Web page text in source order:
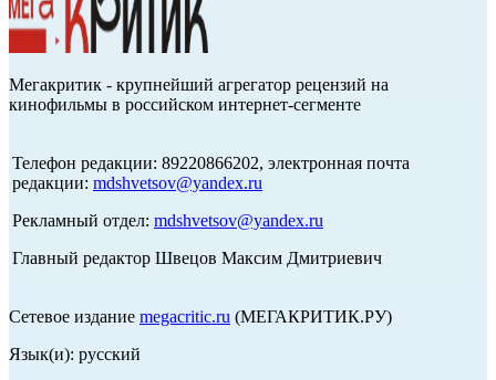
Мегакритик - крупнейший агрегатор рецензий на
кинофильмы в российском интернет-сегменте
Телефон редакции: 89220866202, электронная почта
редакции: mdshvetsov@yandex.ru
Рекламный отдел: mdshvetsov@yandex.ru
Главный редактор Швецов Максим Дмитриевич
Сетевое издание megacritic.ru (МЕГАКРИТИК.РУ)
Язык(и): русский